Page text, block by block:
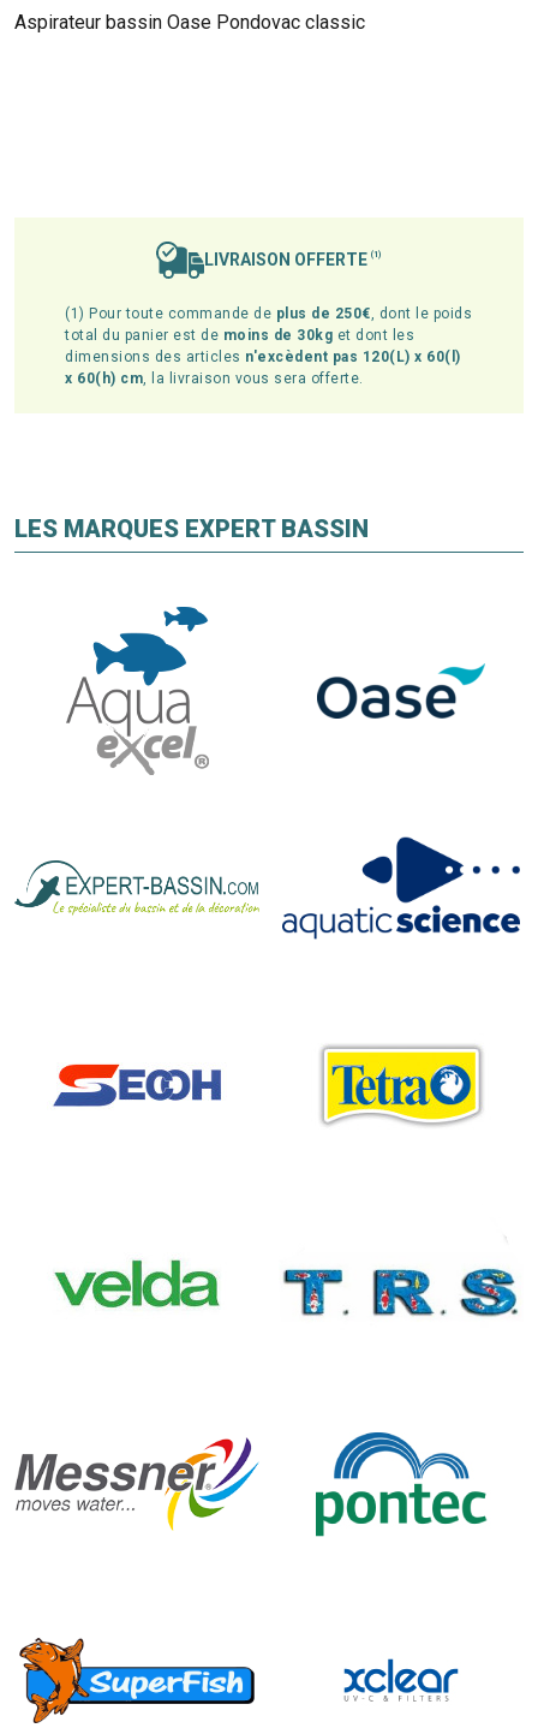
Aspirateur bassin Oase Pondovac classic
LIVRAISON OFFERTE (1)
(1) Pour toute commande de plus de 250€, dont le poids
total du panier est de moins de 30kg et dont les
dimensions des articles n'excèdent pas 120(L) x 60(l)
x 60(h) cm, la livraison vous sera offerte.
LES MARQUES EXPERT BASSIN